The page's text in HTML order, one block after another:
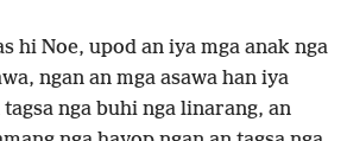
hi Noe, upod an iya mga anak nga
ngan an mga asawa han iya
nga buhi nga linarang, an